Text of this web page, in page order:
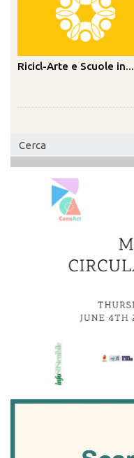
Ricicl-Arte e Scuole in...
Form
di
ricerca
Cerca